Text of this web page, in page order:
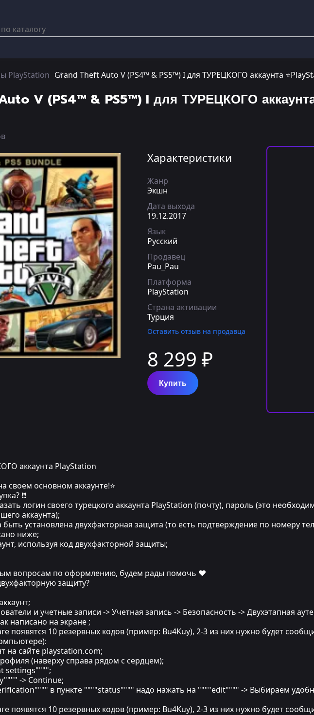
PlayStation Grand Theft Auto V (PS4™ & PS5™) I для ТУРЕЦКОГО аккаунта
V (PS4™ & PS5™) I для ТУРЕЦКОГО аккаунта
Характеристики
Жанр
Экшн
Дата выхода
19.12.2017
Язык
Русский
Продавец
Pau_Pau
Платформа
PlayStation
Страна активации
Турция
Оставить отзыв на продавца
8 299 ₽
Купить
аккаунта PlayStation
своем основном аккаунте!⭐
❗❗
логин своего турецкого аккаунта PlayStation (почту), пароль (это
аккаунта);
быть установлена двухфакторная защита (то есть подтверждение по номеру
ниже;
используя код двухфакторной защиты;
вопросам по оформлению, будем рады помочь ❤
защиту?
и учетные записи -> Учетная запись -> Безопасность -> Двухэтапная
написано на экране ;
появятся 10 резервных кодов (пример: Bu4Kuy), 2-3 из них нужно будет
на сайте playstation.com;
(наверху справа рядом с сердцем);
settings"""";
-> Continue;
в пункте """"status"""" надо нажать на """"edit"""" -> Выбираем
появятся 10 резервных кодов (пример: Bu4Kuy), 2-3 из них нужно будет